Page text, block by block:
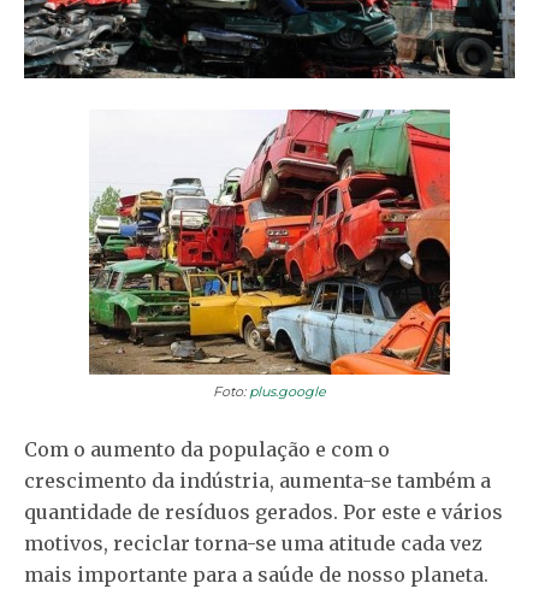
Foto: plus.google
Com o aumento da população e com o
crescimento da indústria, aumenta-se também a
quantidade de resíduos gerados. Por este e vários
motivos, reciclar torna-se uma atitude cada vez
mais importante para a saúde de nosso planeta.